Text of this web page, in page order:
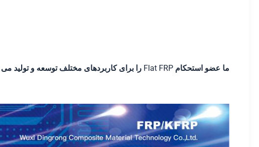
ما عضو استحکام Flat FRP را برای کاربردهای مختلف توسعه و تولید می کنیم.